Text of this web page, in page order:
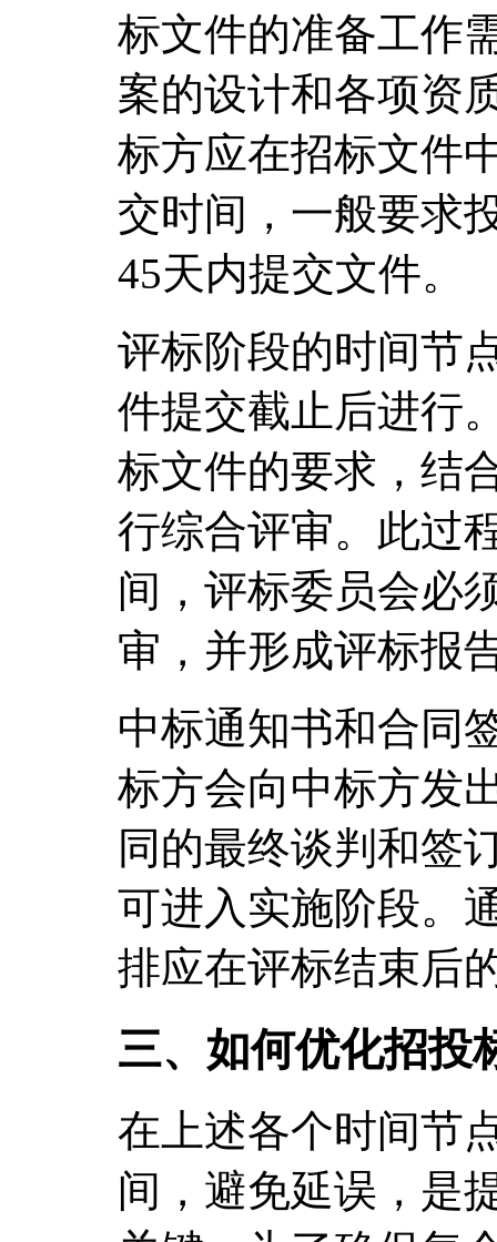
标文件的准备工作
案的设计和各项资
标方应在招标文件
交时间，一般要求
45天内提交文件。
评标阶段的时间节
件提交截止后进行
标文件的要求，结
行综合评审。此过
间，评标委员会必
审，并形成评标报
中标通知书和合同
标方会向中标方发
同的最终谈判和签
可进入实施阶段。
排应在评标结束后
三、如何优化招投
在上述各个时间节
间，避免延误，是